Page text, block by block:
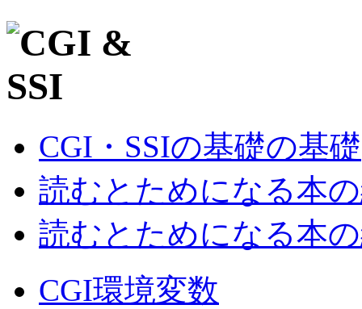
CGI・SSIの基礎の基礎
読むとためになる本
読むとためになる本
CGI環境変数